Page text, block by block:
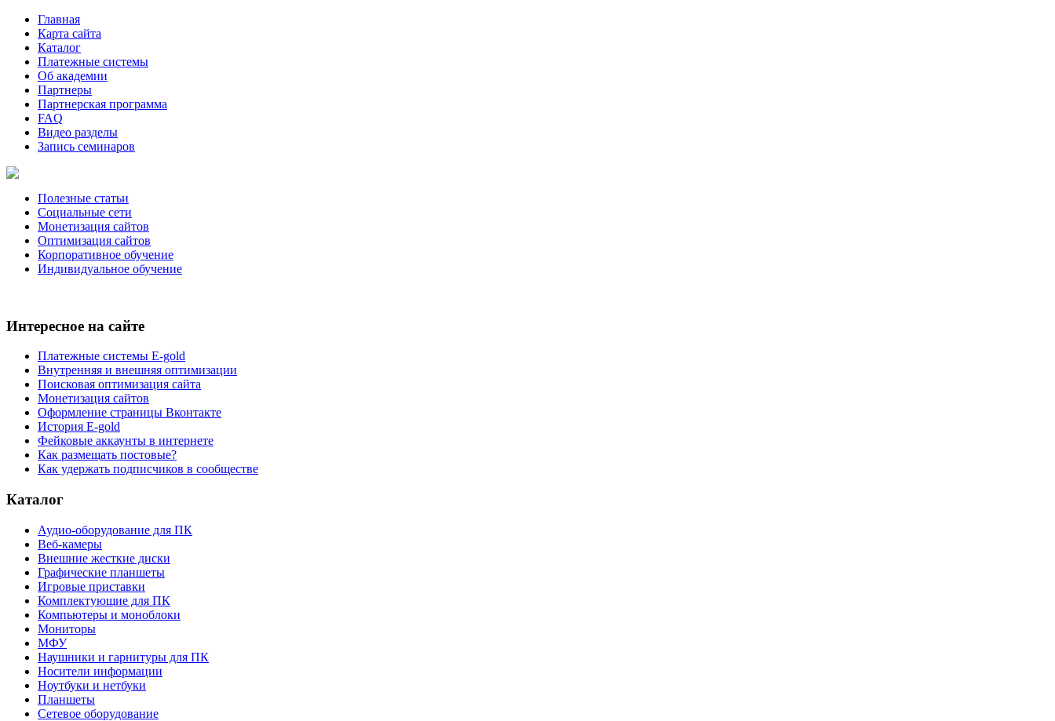
Главная
Карта сайта
Каталог
Платежные системы
Об академии
Партнеры
Партнерская программа
FAQ
Видео разделы
Запись семинаров
Полезные статьи
Социальные сети
Монетизация сайтов
Оптимизация сайтов
Корпоративное обучение
Индивидуальное обучение
Интересное на сайте
Платежные системы E-gold
Внутренняя и внешняя оптимизации
Поисковая оптимизация сайта
Монетизация сайтов
Оформление страницы Вконтакте
История E-gold
Фейковые аккаунты в интернете
Как размещать постовые?
Как удержать подписчиков в сообществе
Каталог
Аудио-оборудование для ПК
Веб-камеры
Внешние жесткие диски
Графические планшеты
Игровые приставки
Комплектующие для ПК
Компьютеры и моноблоки
Мониторы
МФУ
Наушники и гарнитуры для ПК
Носители информации
Ноутбуки и нетбуки
Планшеты
Сетевое оборудование